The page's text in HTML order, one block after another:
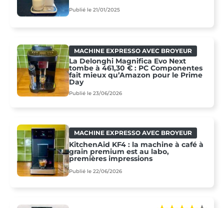
Publié le 21/01/2025
MACHINE EXPRESSO AVEC BROYEUR
La Delonghi Magnifica Evo Next
tombe à 461,30 € : PC Componentes
fait mieux qu’Amazon pour le Prime
Day
Publié le 23/06/2026
MACHINE EXPRESSO AVEC BROYEUR
KitchenAid KF4 : la machine à café à
grain premium est au labo,
premières impressions
Publié le 22/06/2026